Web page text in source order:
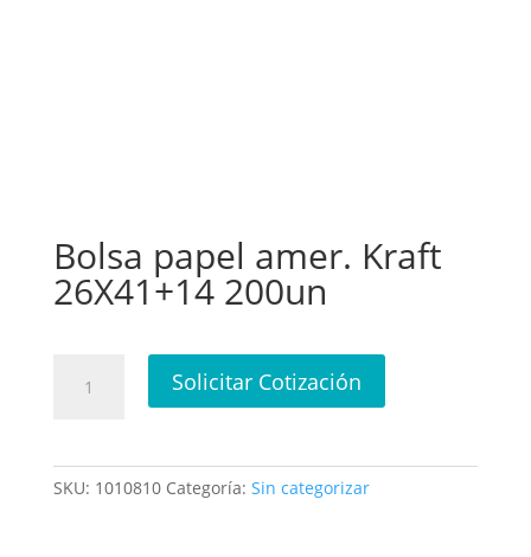
Bolsa papel amer. Kraft
26X41+14 200un
papel
Solicitar Cotización
SKU: 1010810 Categoría: Sin categorizar